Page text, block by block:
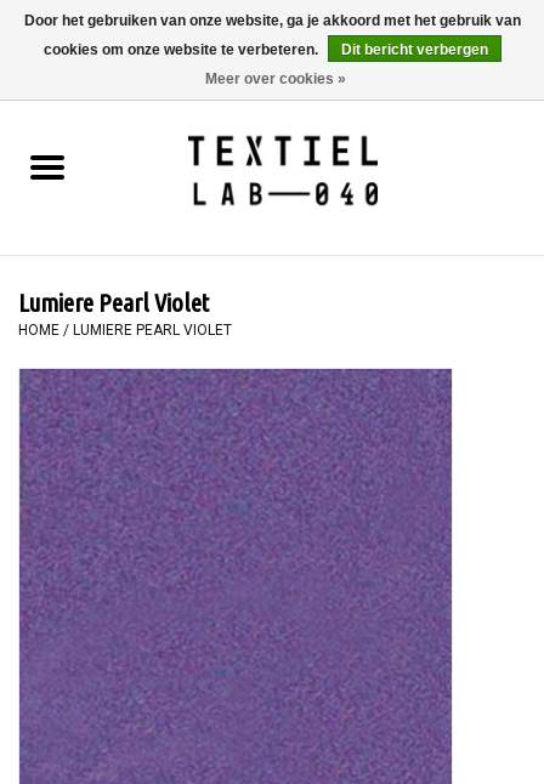
0 Artikelen - €0,00
BOEKEN
SCHILDEREN
TEXTIEL
WORKSHOPS
SPECIALS
TOOLS
Lumiere Pearl Violet
HOME / LUMIERE PEARL VIOLET
Door het gebruiken van onze website, ga je akkoord met het gebruik van
cookies om onze website te verbeteren.
Dit bericht verbergen
Meer over cookies »